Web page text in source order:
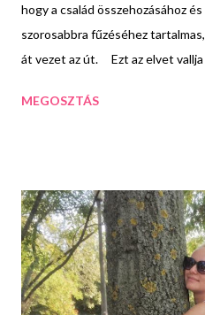
hogy a család összehozásához
szorosabbra fűzéséhez
át vezet az út. Ezt az elvet vallja
időtöltés fontosságára, valamint
megszokott szolgáltatásokon túl
érdekes programot kaphatnak a
őket a közös élmények
programsorozat következő
az Aquaworld Budapest
MEGOSZTÁS